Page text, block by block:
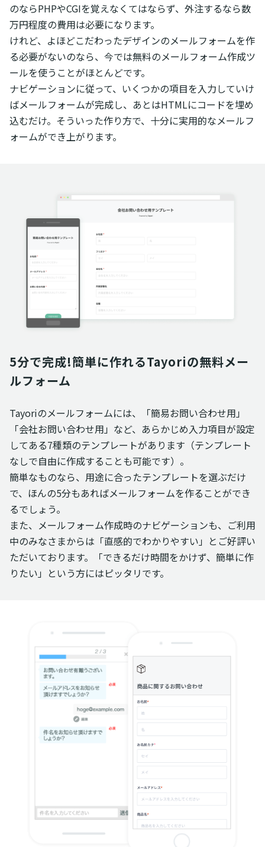
のならPHPやCGIを覚えなくてはならず、外注するなら数
万円程度の費用は必要になります。
けれど、よほどこだわったデザインのメールフォームを作
る必要がないのなら、今では無料のメールフォーム作成ツ
ールを使うことがほとんどです。
ナビゲーションに従って、いくつかの項目を入力していけ
ばメールフォームが完成し、あとはHTMLにコードを埋め
込むだけ。そういった作り方で、十分に実用的なメールフ
ォームができ上がります。
5分で完成!簡単に作れるTayoriの無料メー
ルフォーム
Tayoriのメールフォームには、「簡易お問い合わせ用」
「会社お問い合わせ用」など、あらかじめ入力項目が設定
してある7種類のテンプレートがあります（テンプレート
なしで自由に作成することも可能です）。
簡単なものなら、用途に合ったテンプレートを選ぶだけ
で、ほんの5分もあればメールフォームを作ることができ
るでしょう。
また、メールフォーム作成時のナビゲーションも、ご利用
中のみなさまからは「直感的でわかりやすい」とご好評い
ただいております。「できるだけ時間をかけず、簡単に作
りたい」という方にはピッタリです。